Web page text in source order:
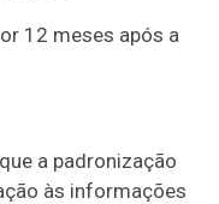
12 meses após a
a padronização
às informações